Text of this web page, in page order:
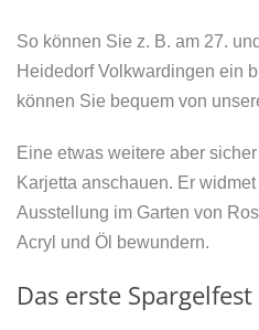
So können Sie z. B. am 27.
Heidedorf Volkwardingen ein
können Sie bequem von
Eine etwas weitere aber
Karjetta anschauen. Er
Ausstellung im Garten von
Acryl und Öl bewundern.
Das erste